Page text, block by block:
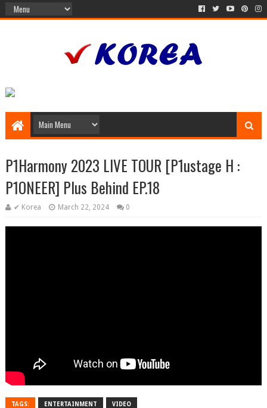
P1Harmony 2023 LIVE TOUR [P1ustage H :
P1ONEER] Plus Behind EP.18
✔ Korea March 22, 2024 0
TAGS: ENTERTAINMENT VIDEO